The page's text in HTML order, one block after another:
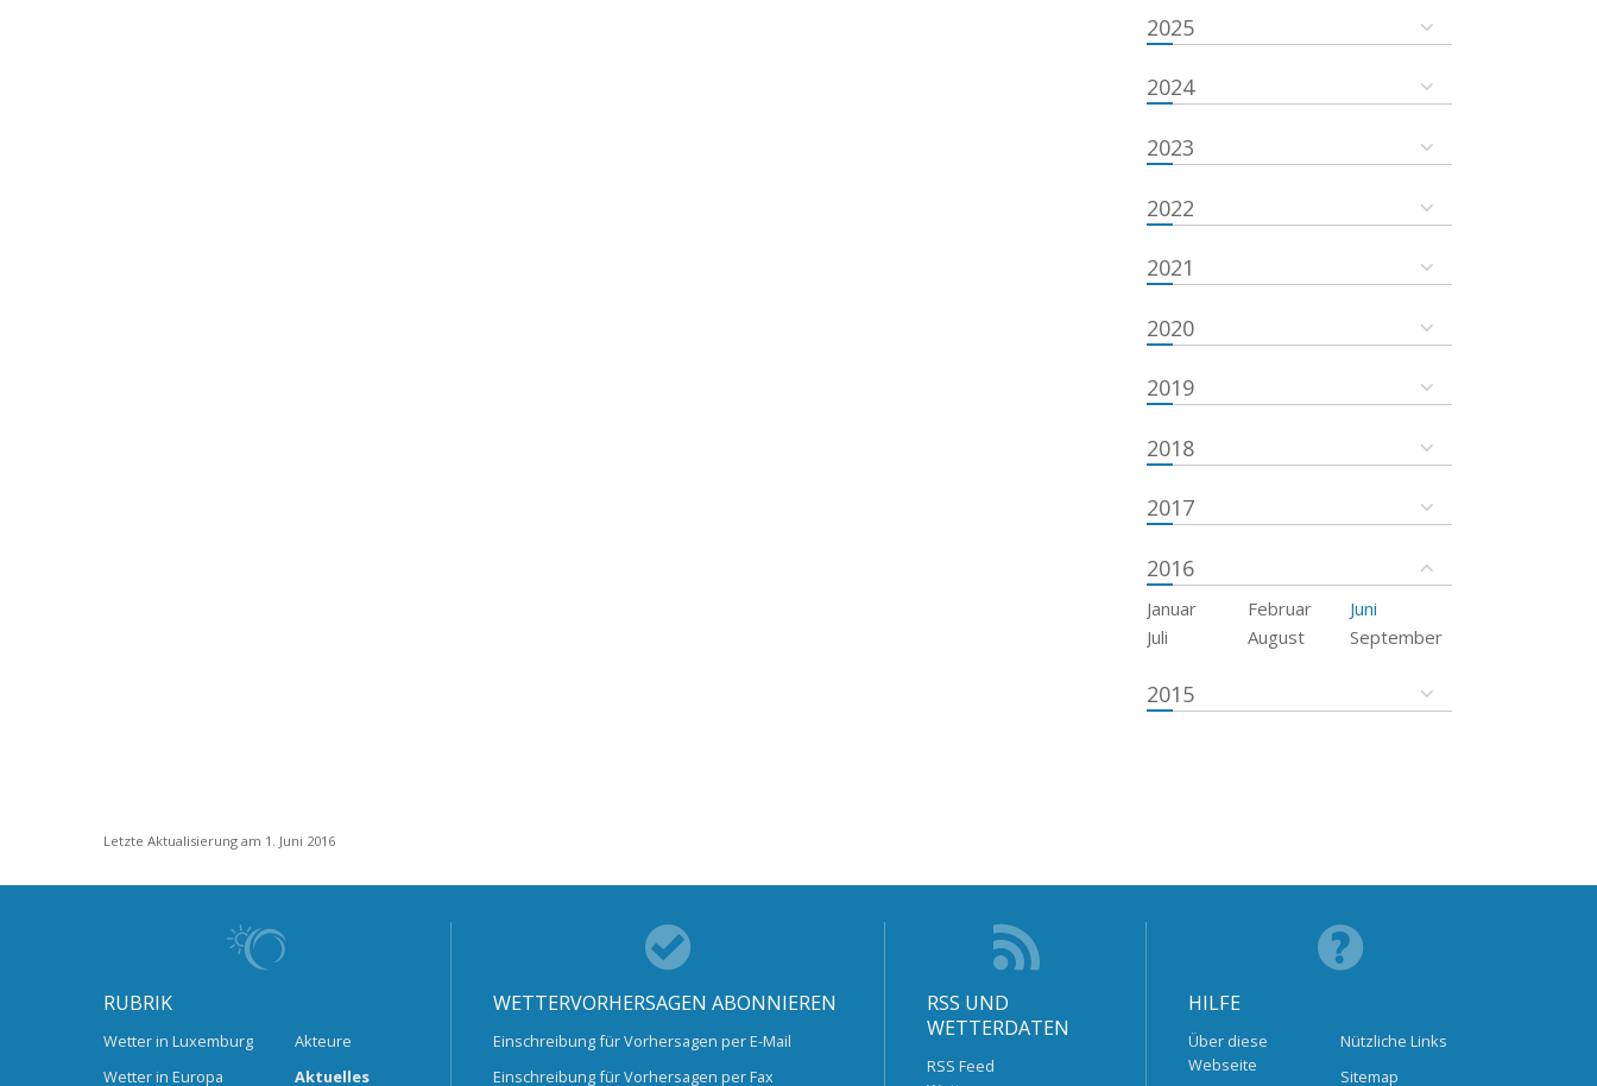
2025
2024
2023
2022
2021
2020
2019
2018
2017
2016
Januar Februar
Juni
Juli
August September
2015
Letzte Aktualisierung am 1. Juni 2016
RUBRIK
Wetter in Luxemburg
Wetter in Europa
Akteure
Aktuelles
WETTERVORHERSAGEN ABONNIEREN
Einschreibung für Vorhersagen per E-Mail
Einschreibung für Vorhersagen per Fax
RSS UND
WETTERDATEN
RSS Feed
HILFE
Über diese
Webseite
Nützliche Links
Sitemap